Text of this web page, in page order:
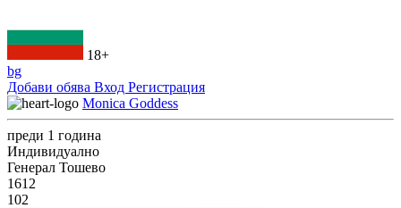
18+
bg
Добави обява Вход Регистрация
Monica Goddess
преди 1 година
Индивидуално
Генерал Тошево
1612
102